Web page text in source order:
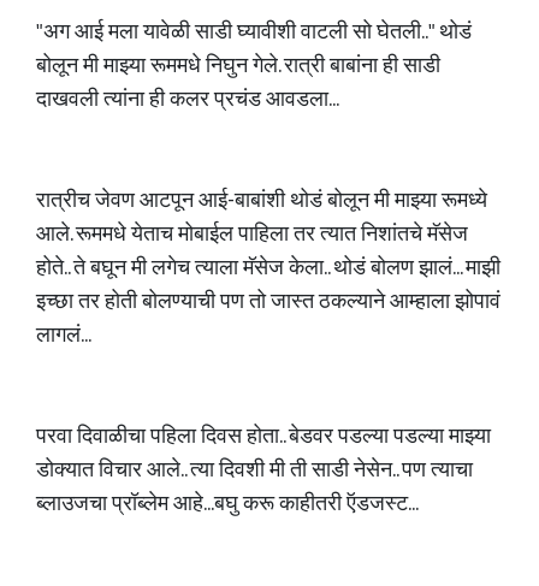
"अग आई मला यावेळी साडी घ्यावीशी वाटली सो घेतली.." थोडं
बोलून मी माझ्या रूममधे निघुन गेले. रात्री बाबांना ही साडी
दाखवली त्यांना ही कलर प्रचंड आवडला...
रात्रीच जेवण आटपून आई-बाबांशी थोडं बोलून मी माझ्या रूमध्ये
आले. रूममधे येताच मोबाईल पाहिला तर त्यात निशांतचे मॅसेज
होते.. ते बघून मी लगेच त्याला मॅसेज केला.. थोडं बोलण झालं... माझी
इच्छा तर होती बोलण्याची पण तो जास्त ठकल्याने आम्हाला झोपावं
लागलं...
परवा दिवाळीचा पहिला दिवस होता.. बेडवर पडल्या पडल्या माझ्या
डोक्यात विचार आले.. त्या दिवशी मी ती साडी नेसेन.. पण त्याचा
ब्लाउजचा प्रॉब्लेम आहे...बघु करू काहीतरी ऍडजस्ट...